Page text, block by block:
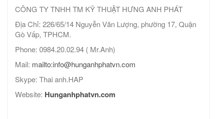
CÔNG TY TNHH TM KỸ THUẬT HƯNG ANH PHÁT
Địa Chỉ: 226/65/14 Nguyễn Văn Lượng, phường 17, Quận
Gò Vấp, TPHCM.
Phone: 0984.20.02.94 ( Mr.Anh)
Mail: mailto:info@hunganhphatvn.com
Skype: Thai anh.HAP
Website: Hunganhphatvn.com